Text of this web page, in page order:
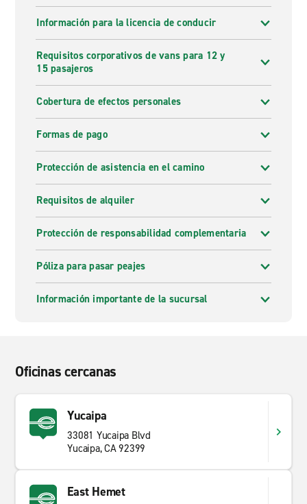
Información para la licencia de conducir
Requisitos corporativos de vans para 12 y
15 pasajeros
Cobertura de efectos personales
Formas de pago
Protección de asistencia en el camino
Requisitos de alquiler
Protección de responsabilidad complementaria
Póliza para pasar peajes
Información importante de la sucursal
Oficinas cercanas
Yucaipa
33081 Yucaipa Blvd
Yucaipa, CA 92399
East Hemet